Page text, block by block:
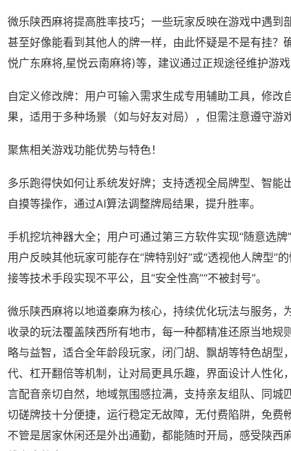
微乐陕西麻将提高胜率技巧；一些玩家反映在游戏中遇到
甚至好像能看到其他人的牌一样，由此怀疑是不是有挂？
悦广东麻将,星悦云南麻将)等，建议通过正规途径维护游戏
自定义修改牌：用户可输入需求生成专用辅助工具，修改
果，适用于多种场景（如与好友对局），但需注意遵守游
聚焦相关游戏功能优势与特色！
多乐跑得快如何让系统发好牌；支持透视全局牌型、智能
自摸等操作，通过AI算法调整牌局结果，提升胜率。
手机挖坑神器大全；用户可通过第三方软件实现“随意选牌
用户反映其他玩家可能存在“牌特别好”或“透视他人牌型”
接等技术手段实现不平公，且“安全性高”“不被封号”。
微乐陕西麻将以地道秦麻为核心，持续优化玩法与服务，
收录的玩法覆盖陕西所有地市，每一种都精准还原当地规
略与益智，适合全年龄段玩家，闭门胡、飘胡等特色胡型
代、杠开翻倍等机制，让对局更具乐趣，界面设计人性化
言配音亲切自然，地域氛围感拉满，支持亲友组队、同城
切磋牌技十分便捷，运行稳定无故障，无付费陷阱，免费
不管是居家休闲还是外出通勤，都能随时开局，感受陕西